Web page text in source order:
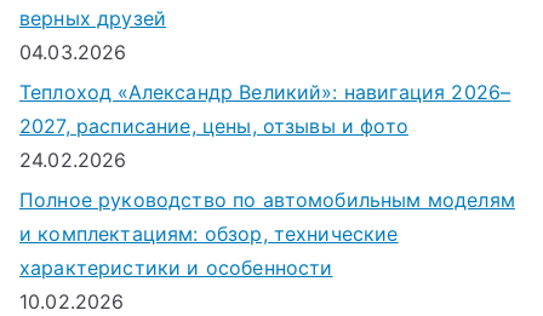
верных друзей
04.03.2026
Теплоход «Александр Великий»: навигация 2026–
2027, расписание, цены, отзывы и фото
24.02.2026
Полное руководство по автомобильным моделям
и комплектациям: обзор, технические
характеристики и особенности
10.02.2026